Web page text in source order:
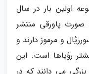
اولین بار در سال
صورت پاورقی منتشر
و مرموز دارند و
رؤیاها است. این
بزرگی می دانند که در